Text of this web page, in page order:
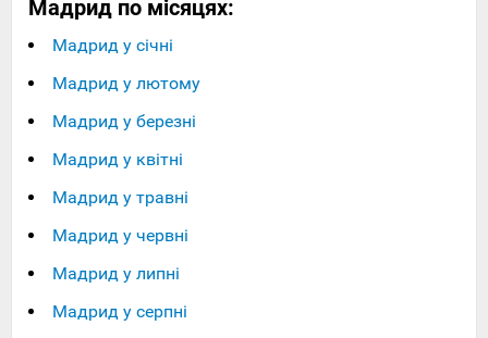
Мадрид по місяцях:
Мадрид у січні
Мадрид у лютому
Мадрид у березні
Мадрид у квітні
Мадрид у травні
Мадрид у червні
Мадрид у липні
Мадрид у серпні